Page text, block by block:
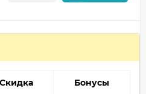
Скидка Бонусы